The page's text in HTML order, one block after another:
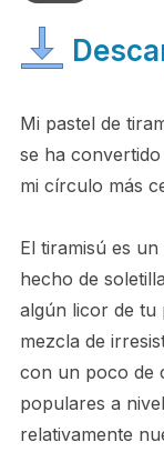
Mi pastel de
se ha
mi círculo más
El tiramisú es
hecho de
algún licor de tu
mezcla de
con un poco de
populares a
relativamente